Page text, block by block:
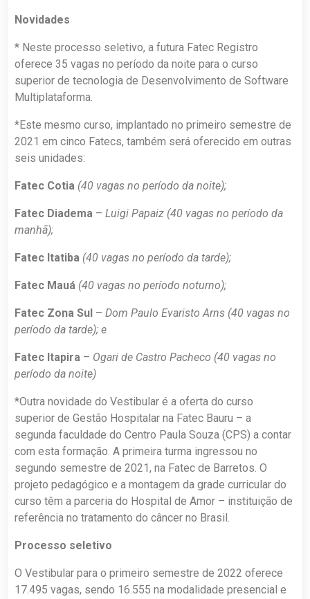
Novidades
* Neste processo seletivo, a futura Fatec Registro
oferece 35 vagas no período da noite para o curso
superior de tecnologia de Desenvolvimento de Software
Multiplataforma.
*Este mesmo curso, implantado no primeiro semestre de
2021 em cinco Fatecs, também será oferecido em outras
seis unidades:
Fatec Cotia (40 vagas no período da noite);
Fatec Diadema –Luigi Papaiz (40 vagas no período da
manhã);
Fatec Itatiba (40 vagas no período da tarde);
Fatec Mauá (40 vagas no período noturno);
Fatec Zona Sul –Dom Paulo Evaristo Arns (40 vagas no
período da tarde); e
Fatec Itapira – Ogari de Castro Pacheco (40 vagas no
período da noite)
*Outra novidade do Vestibular é a oferta do curso
superior de Gestão Hospitalar na Fatec Bauru – a
segunda faculdade do Centro Paula Souza (CPS) a contar
com esta formação. A primeira turma ingressou no
segundo semestre de 2021, na Fatec de Barretos. O
projeto pedagógico e a montagem da grade curricular do
curso têm a parceria do Hospital de Amor – instituição de
referência no tratamento do câncer no Brasil.
Processo seletivo
O Vestibular para o primeiro semestre de 2022 oferece
17.495 vagas, sendo 16.555 na modalidade presencial e